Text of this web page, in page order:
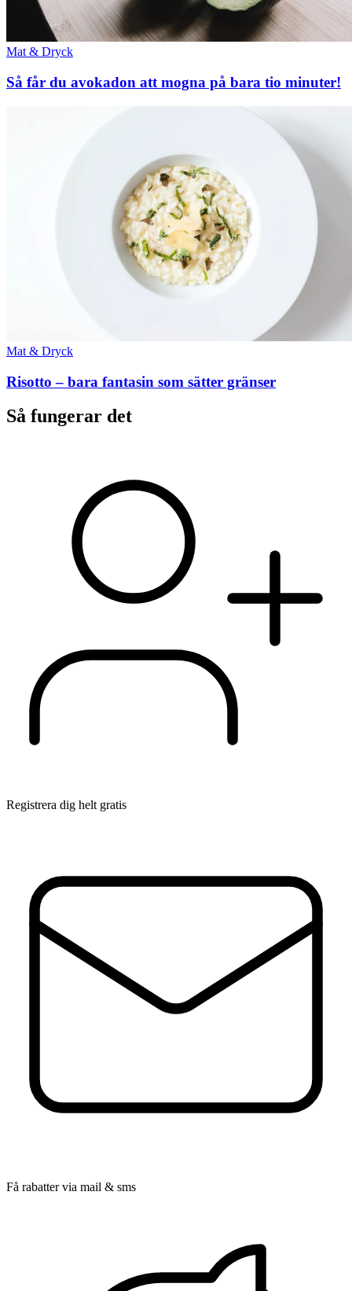
Mat & Dryck
Så får du avokadon att mogna på bara tio minuter!
Mat & Dryck
Risotto – bara fantasin som sätter gränser
Så fungerar det
Registrera dig helt gratis
Få rabatter via mail & sms